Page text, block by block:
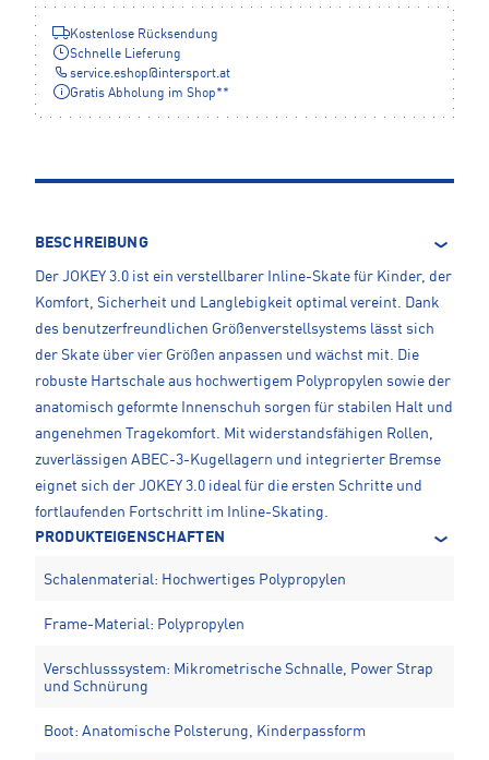
Kostenlose Rücksendung
Schnelle Lieferung
service.eshop@ intersport.at
Gratis Abholung im Shop**
BESCHREIBUNG
Der JOKEY 3.0 ist ein verstellbarer Inline-Skate für Kinder, der
Komfort, Sicherheit und Langlebigkeit optimal vereint. Dank
des benutzerfreundlichen Größenverstellsystems lässt sich
der Skate über vier Größen anpassen und wächst mit. Die
robuste Hartschale aus hochwertigem Polypropylen sowie der
anatomisch geformte Innenschuh sorgen für stabilen Halt und
angenehmen Tragekomfort. Mit widerstandsfähigen Rollen,
zuverlässigen ABEC-3-Kugellagern und integrierter Bremse
eignet sich der JOKEY 3.0 ideal für die ersten Schritte und
fortlaufenden Fortschritt im Inline-Skating.
PRODUKTEIGENSCHAFTEN
Schalenmaterial: Hochwertiges Polypropylen
Frame-Material: Polypropylen
Verschlusssystem: Mikrometrische Schnalle, Power Strap
und Schnürung
Boot: Anatomische Polsterung, Kinderpassform